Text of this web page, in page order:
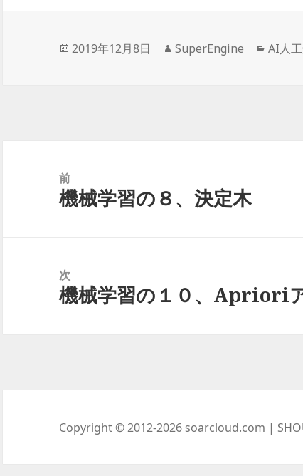
投
2019年12月8日
作
SuperEngine
カ
AI人
前
前
機械学習の８、決定木
次
次
機械学習の１０、Apriori
Copyright © 2012-2026 soarcloud.com |